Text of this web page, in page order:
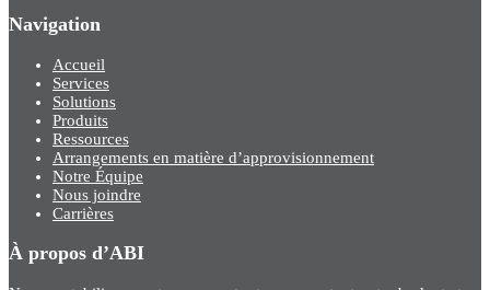
Navigation
Accueil
Services
Solutions
Produits
Ressources
Arrangements en matière d’approvisionnement
Notre Équipe
Nous joindre
Carrières
À propos d’ABI